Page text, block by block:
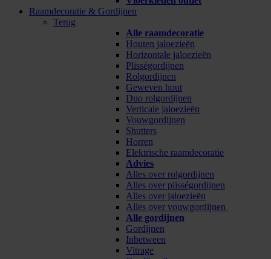
Raamdecoratie & Gordijnen
Terug
Alle raamdecoratie
Houten jaloezieën
Horizontale jaloezieën
Plisségordijnen
Rolgordijnen
Geweven hout
Duo rolgordijnen
Verticale jaloezieën
Vouwgordijnen
Shutters
Horren
Elektrische raamdecoratie
Advies
Alles over rolgordijnen
Alles over plisségordijnen
Alles over jaloezieën
Alles over vouwgordijnen
Alle gordijnen
Gordijnen
Inbetween
Vitrage